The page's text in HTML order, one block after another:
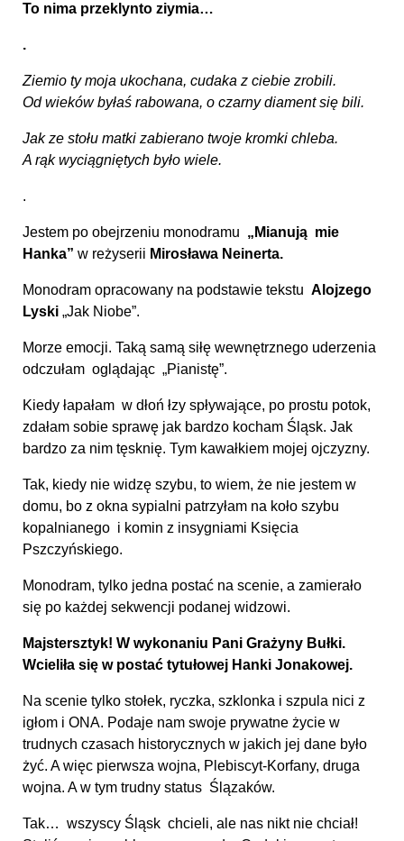
To nima przeklynto ziymia…
.
Ziemio ty moja ukochana, cudaka z ciebie zrobili.
Od wieków byłaś rabowana, o czarny diament się bili.
Jak ze stołu matki zabierano twoje kromki chleba.
A rąk wyciągniętych było wiele.
.
Jestem po obejrzeniu monodramu „Mianują mie
Hanka” w reżyserii Mirosława Neinerta.
Monodram opracowany na podstawie tekstu Alojzego
Lyski „Jak Niobe”.
Morze emocji. Taką samą siłę wewnętrznego uderzenia
odczułam oglądając „Pianistę”.
Kiedy łapałam w dłoń łzy spływające, po prostu potok,
zdałam sobie sprawę jak bardzo kocham Śląsk. Jak
bardzo za nim tęsknię. Tym kawałkiem mojej ojczyzny.
Tak, kiedy nie widzę szybu, to wiem, że nie jestem w
domu, bo z okna sypialni patrzyłam na koło szybu
kopalnianego i komin z insygniami Księcia
Pszczyńskiego.
Monodram, tylko jedna postać na scenie, a zamierało
się po każdej sekwencji podanej widzowi.
Majstersztyk! W wykonaniu Pani Grażyny Bułki.
Wcieliła się w postać tytułowej Hanki Jonakowej.
Na scenie tylko stołek, ryczka, szklonka i szpula nici z
igłom i ONA. Podaje nam swoje prywatne życie w
trudnych czasach historycznych w jakich jej dane było
żyć. A więc pierwsza wojna, Plebiscyt-Korfany, druga
wojna. A w tym trudny status Ślązaków.
Tak… wszyscy Śląsk chcieli, ale nas nikt nie chciał!